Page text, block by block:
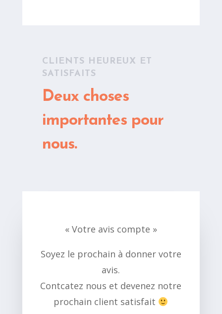
CLIENTS HEUREUX ET
SATISFAITS
Deux choses
importantes pour
nous.
« Votre avis compte »
Soyez le prochain à donner votre
avis.
Contcatez nous et devenez notre
prochain client satisfait